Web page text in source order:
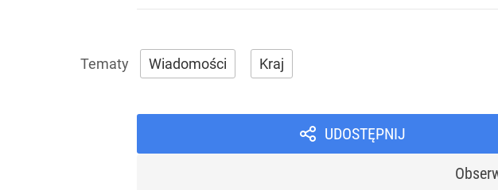
Wiadomości Kraj
UDOSTĘPNIJ